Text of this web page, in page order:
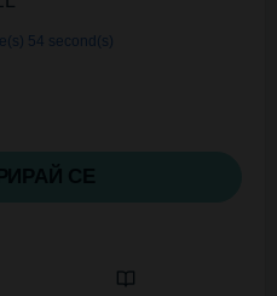
53 second(s)